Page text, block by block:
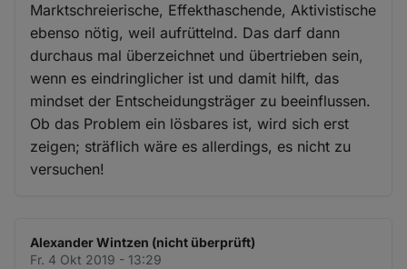
Marktschreierische, Effekthaschende, Aktivistische
ebenso nötig, weil aufrüttelnd. Das darf dann
durchaus mal überzeichnet und übertrieben sein,
wenn es eindringlicher ist und damit hilft, das
mindset der Entscheidungsträger zu beeinflussen.
Ob das Problem ein lösbares ist, wird sich erst
zeigen; sträflich wäre es allerdings, es nicht zu
versuchen!
Alexander Wintzen (nicht überprüft)
Fr. 4 Okt 2019 - 13:29